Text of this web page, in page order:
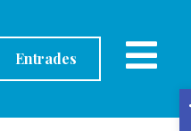
Entrades